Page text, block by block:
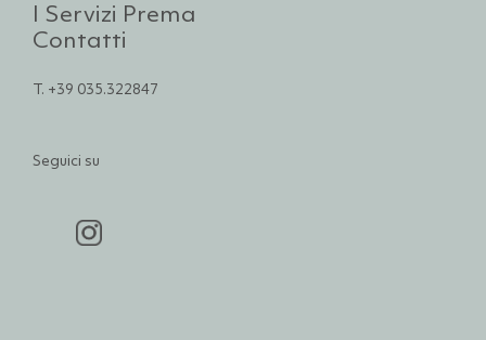
I Servizi Prema
Contatti
T. +39 035.322847
Seguici su